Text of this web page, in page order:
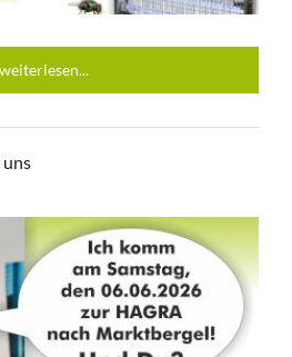
weiterlesen...